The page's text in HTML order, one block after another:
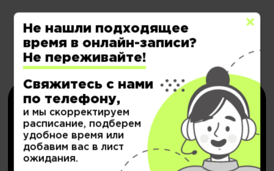
Электронные сертификаты на
депозит со скидкой
Не нашли подходящее
время в онлайн-записи?
Не переживайте!
Свяжитесь с нами
по телефону,
и мы скорректируем
расписание, подберем
удобное время или
добавим вас в лист
ожидания.